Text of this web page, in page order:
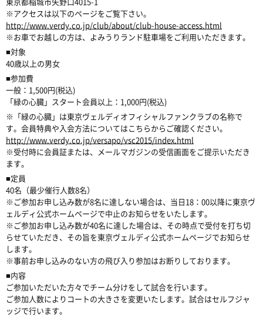
※アクセスは以下のページをご覧下さい。
http://www.verdy.co.jp/club/about/club-house-access.html
※お車でお越しの方は、よみうりランド駐車場をご利用いただきます。
■対象
40歳以上の男女
■参加費
一般：1,500円(税込)
「緑の心臓」スタート会員以上：1,000円(税込)
※「緑の心臓」は東京ヴェルディオフィシャルファンクラブの名称で
す。会員特典や入会方法についてはこちらからご確認ください。
http://www.verdy.co.jp/versapo/vsc2015/index.html
※受付時に会員証または、メールマガジンの受信画面をご提示いただき
ます。
■定員
40名（最少催行人数8名）
※ご参加お申し込み数が8名に達しない場合は、当日18：00以降に東京ヴ
ェルディ公式ホームページで中止のお知らせをいたします。
※ご参加お申し込み数が40名に達した場合は、その時点で受付を打ち切
らせていただき、その旨を東京ヴェルディ公式ホームページでお知らせ
します。
※事前お申し込みのない方の飛び入り参加はお断りしております。
■内容
ご参加いただいた方々でチーム分けをして試合を行います。
ご参加人数によりコートの大きさを変更いたします。試合はセルフジャ
ッジで行います。